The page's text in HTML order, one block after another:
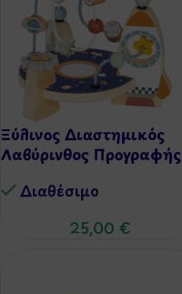
Ξύλινος Διαστημικός
Λαβύρινθος Προγραφής
Διαθέσιμo
25,00 €